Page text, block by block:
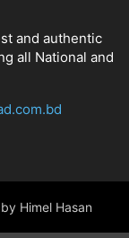
and authentic
all National and
Himel Hasan